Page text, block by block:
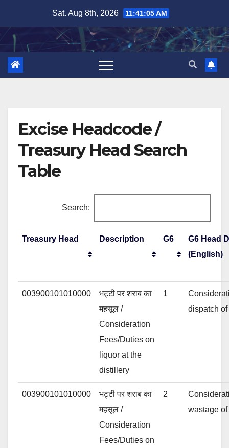
content
Sat. Aug 8th, 2026 11:41:06 AM
Excise Headcode /
Treasury Head Search
Table
Search:
Treasury Head Description G6
G6 Head
(English)
003900101010000
भट्टी पर शराब का
महसूल /
Consideration
Fees/Duties on
liquor at the
distillery
1
dispatch
003900101010000
भट्टी पर शराब का
महसूल /
Consideration
Fees/Duties on
2
wastage